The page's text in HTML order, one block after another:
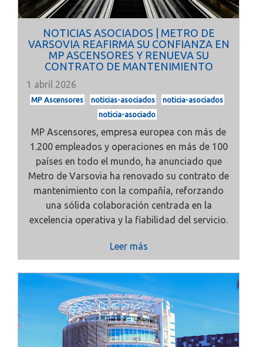
NOTICIAS ASOCIADOS | METRO DE
VARSOVIA REAFIRMA SU CONFIANZA EN
MP ASCENSORES Y RENUEVA SU
CONTRATO DE MANTENIMIENTO
1 abril 2026
MP Ascensores noticias-asociados
noticia-asociados
noticia-asociado
MP Ascensores, empresa europea con más de
1.200 empleados y operaciones en más de 100
países en todo el mundo, ha anunciado que
Metro de Varsovia ha renovado su contrato de
mantenimiento con la compañía, reforzando
una sólida colaboración centrada en la
excelencia operativa y la fiabilidad del servicio.
Leer más